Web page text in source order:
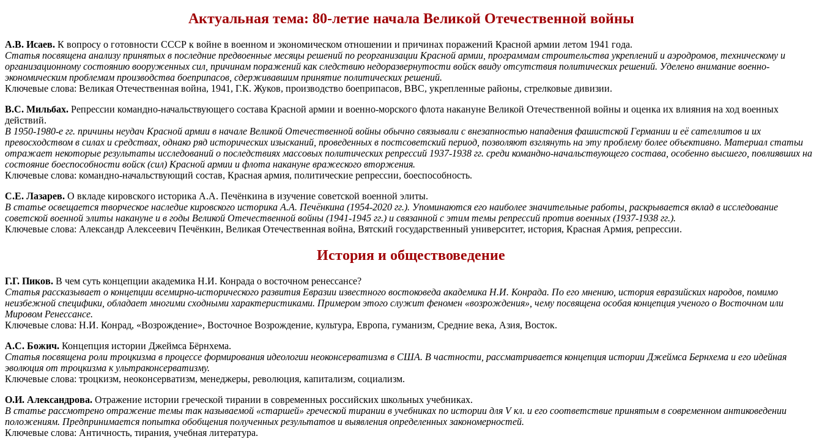
Актуальная тема: 80-летие начала Великой Отечественной войны
А.В. Исаев. К вопросу о готовности СССР к войне в военном и экономическом отношении и причинах поражений Красной армии летом 1941 года.
Статья посвящена анализу принятых в последние предвоенные месяцы решений по реорганизации Красной армии, программам строительства укреплений и аэродромов, техническому и
организационному состоянию вооруженных сил, причинам поражений как следствию недоразвернутости войск ввиду отсутствия политических решений. Уделено внимание военно-
экономическим проблемам производства боеприпасов, сдерживавшим принятие политических решений.
Ключевые слова: Великая Отечественная война, 1941, Г.К. Жуков, производство боеприпасов, ВВС, укрепленные районы, стрелковые дивизии.
В.С. Мильбах. Репрессии командно-начальствующего состава Красной армии и военно-морского флота накануне Великой Отечественной войны и оценка их влияния на ход военных
действий.
В 1950-1980-е гг. причины неудач Красной армии в начале Великой Отечественной войны обычно связывали с внезапностью нападения фашистской Германии и её сателлитов и их
превосходством в силах и средствах, однако ряд исторических изысканий, проведенных в постсоветский период, позволяют взглянуть на эту проблему более объективно. Материал статьи
отражает некоторые результаты исследований о последствиях массовых политических репрессий 1937-1938 гг. среди командно-начальствующего состава, особенно высшего, повлиявших на
состояние боеспособности войск (сил) Красной армии и флота накануне вражеского вторжения.
Ключевые слова: командно-начальствующий состав, Красная армия, политические репрессии, боеспособность.
С.Е. Лазарев. О вкладе кировского историка А.А. Печёнкина в изучение советской военной элиты.
В статье освещается творческое наследие кировского историка А.А. Печёнкина (1954-2020 гг.). Упоминаются его наиболее значительные работы, раскрывается вклад в исследование
советской военной элиты накануне и в годы Великой Отечественной войны (1941-1945 гг.) и связанной с этим темы репрессий против военных (1937-1938 гг.).
Ключевые слова: Александр Алексеевич Печёнкин, Великая Отечественная война, Вятский государственный университет, история, Красная Армия, репрессии.
История и обществоведение
Г.Г. Пиков. В чем суть концепции академика Н.И. Конрада о восточном ренессансе?
Статья рассказывает о концепции всемирно-исторического развития Евразии известного востоковеда академика Н.И. Конрада. По его мнению, история евразийских народов, помимо
неизбежной специфики, обладает многими сходными характеристиками. Примером этого служит феномен «возрождения», чему посвящена особая концепция ученого о Восточном или
Мировом Ренессансе.
Ключевые слова: Н.И. Конрад, «Возрождение», Восточное Возрождение, культура, Европа, гуманизм, Средние века, Азия, Восток.
А.С. Божич. Концепция истории Джеймса Бёрнхема.
Статья посвящена роли троцкизма в процессе формирования идеологии неоконсерватизма в США. В частности, рассматривается концепция истории Джеймса Бернхема и его идейная
эволюция от троцкизма к ультраконсерватизму.
Ключевые слова: троцкизм, неоконсерватизм, менеджеры, революция, капитализм, социализм.
О.И. Александрова. Отражение истории греческой тирании в современных российских школьных учебниках.
В статье рассмотрено отражение темы так называемой «старшей» греческой тирании в учебниках по истории для V кл. и его соответствие принятым в современном антиковедении
положениям. Предпринимается попытка обобщения полученных результатов и выявления определенных закономерностей.
Ключевые слова: Античность, тирания, учебная литература.